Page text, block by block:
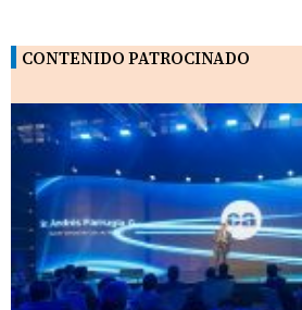
CONTENIDO PATROCINADO